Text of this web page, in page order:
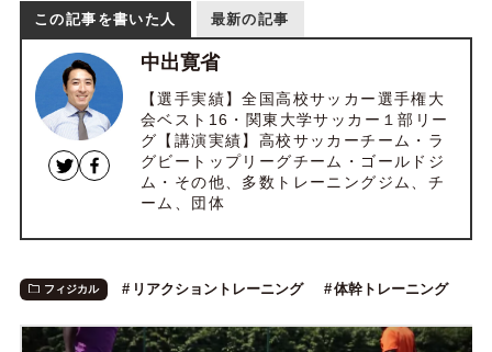
この記事を書いた人 最新の記事
中出寛省
【選手実績】全国高校サッカー選手権大
会ベスト16・関東大学サッカー１部リー
グ【講演実績】高校サッカーチーム・ラ
グビートップリーグチーム・ゴールドジ
ム・その他、多数トレーニングジム、チ
ーム、団体
フィジカル リアクショントレーニング 体幹トレーニング